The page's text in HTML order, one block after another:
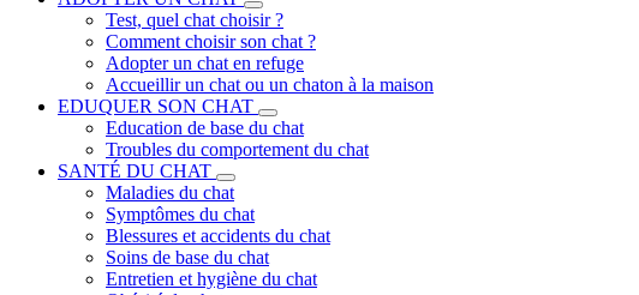
Test, quel chat choisir ?
Comment choisir son chat ?
Adopter un chat en refuge
Accueillir un chat ou un chaton à la maison
EDUQUER SON CHAT
Education de base du chat
Troubles du comportement du chat
SANTÉ DU CHAT
Maladies du chat
Symptômes du chat
Blessures et accidents du chat
Soins de base du chat
Entretien et hygiène du chat